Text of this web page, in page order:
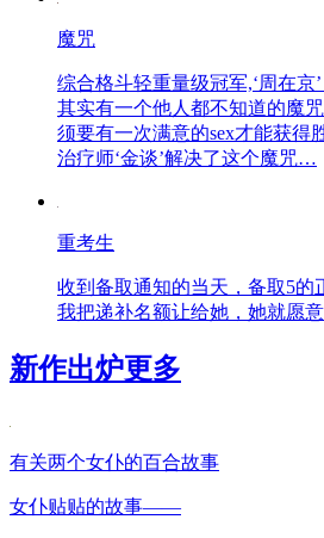
魔咒
综合格斗轻重量级冠军,‘周在京
其实有一个他人都不知道的魔
须要有一次满意的sex才能获得
治疗师‘金谈’解决了这个魔咒…
重考生
收到备取通知的当天，备取5的
我把递补名额让给她，她就愿
新作出炉更多
有关两个女仆的百合故事
女仆贴贴的故事——